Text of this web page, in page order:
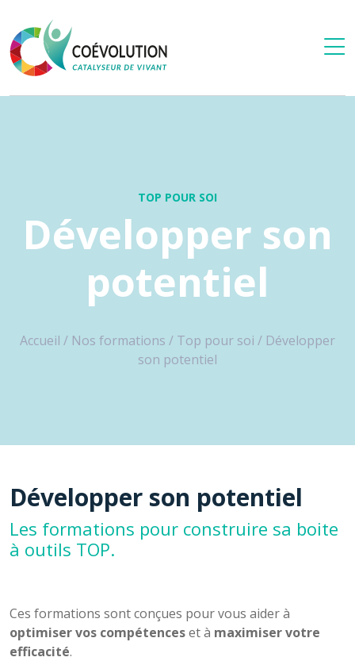
TOP POUR SOI
Développer son
potentiel
Accueil / Nos formations / Top pour soi / Développer
son potentiel
Développer son potentiel
Les formations pour construire sa boite
à outils TOP.
Ces formations sont conçues pour vous aider à
optimiser vos compétenceset à maximiser votre
efficacité.